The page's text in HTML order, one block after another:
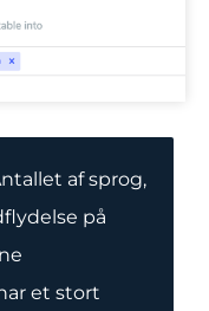
af sprog,
på
et stort